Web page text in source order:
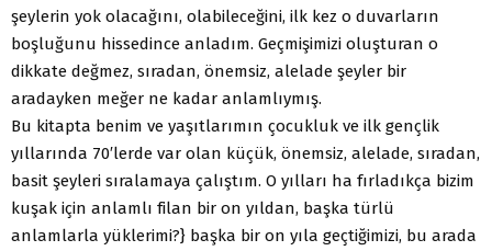
şeylerin yok olacağını, olabileceğini, ilk kez o duvarların
boşluğunu hissedince anladım. Geçmişimizi oluşturan o
dikkate değmez, sıradan, önemsiz, alelade şeyler bir
aradayken meğer ne kadar anlamlıymış.
Bu kitapta benim ve yaşıtlarımın çocukluk ve ilk gençlik
yıllarında 70′lerde var olan küçük, önemsiz, alelade, sıradan,
basit şeyleri sıralamaya çalıştım. O yılları ha fırladıkça bizim
kuşak için anlamlı filan bir on yıldan, başka türlü
anlamlarla yüklerimi?} başka bir on yıla geçtiğimizi, bu arada